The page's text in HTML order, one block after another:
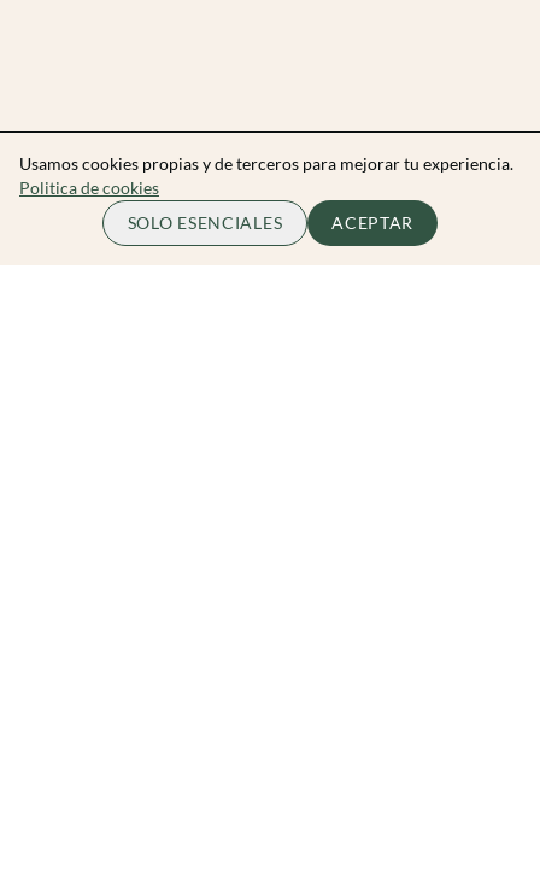
Usamos cookies propias y de terceros para mejorar tu experiencia.
Politica de cookies
SOLO ESENCIALES
ACEPTAR